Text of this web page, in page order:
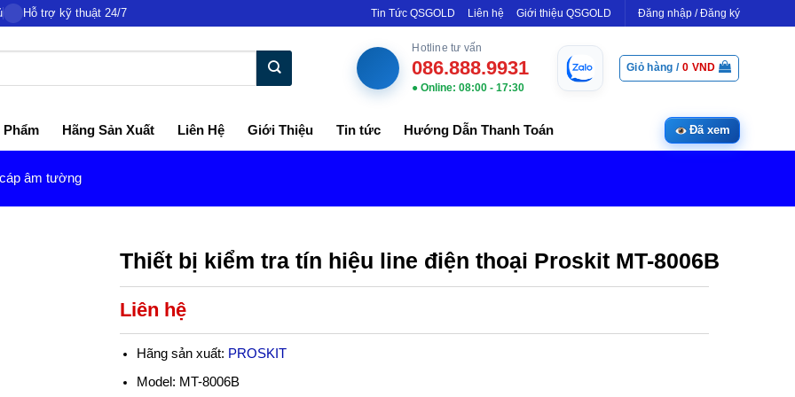
Hỗ trợ kỹ thuật 24/7 Tin Tức QSGOLD Liên hệ Giới thiệu QSGOLD Đăng nhập / Đăng ký
Hotline tư vấn
086.888.9931
● Online: 08:00 - 17:30
Giỏ hàng / 0 VND
Phẩm Hãng Sản Xuất Liên Hệ Giới Thiệu Tin tức Hướng Dẫn Thanh Toán Đã xem
âm tường
Thiết bị kiểm tra tín hiệu line điện thoại Proskit MT-8006B
Liên hệ
Hãng sản xuất: PROSKIT
Model: MT-8006B